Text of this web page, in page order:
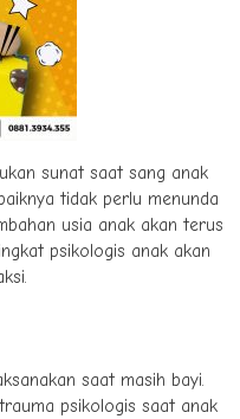
sunat saat sang anak
tidak perlu menunda
usia anak akan terus
psikologis anak akan
saat masih bayi.
psikologis saat anak